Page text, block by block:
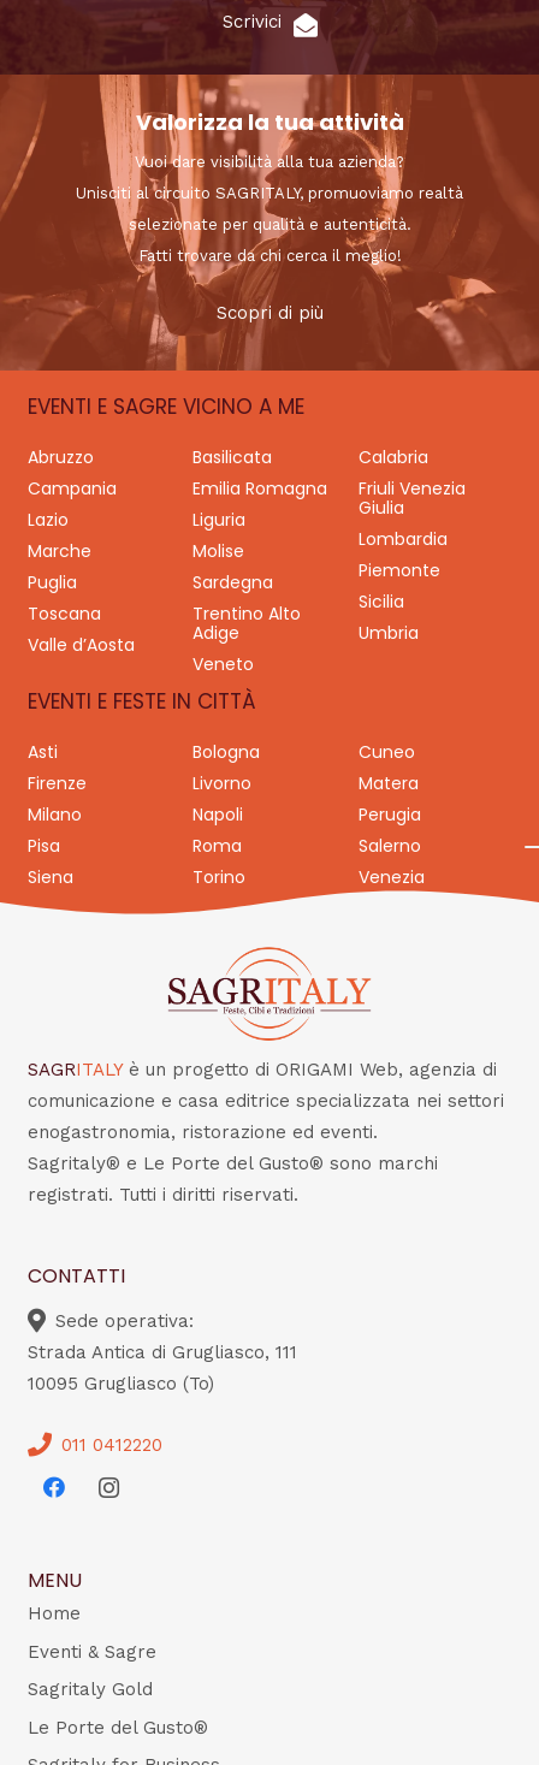
Scrivici
Valorizza la tua attività
Vuoi dare visibilità alla tua azienda?
Unisciti al circuito SAGRITALY, promuoviamo realtà
selezionate per qualità e autenticità.
Fatti trovare da chi cerca il meglio!
Scopri di più
EVENTI E SAGRE VICINO A ME
Abruzzo Basilicata
Calabria
Campania
Emilia Romagna
Friuli Venezia
Giulia
Lazio
Liguria
Lombardia
Marche
Molise
Piemonte
Puglia
Sardegna
Sicilia
Toscana
Trentino Alto
Adige
Umbria
Valle d’Aosta
Veneto
EVENTI E FESTE IN CITTÀ
Asti Bologna
Cuneo
Firenze
Livorno
Matera
Milano
Napoli
Perugia
Pisa
Roma
Salerno
Siena
Torino Venezia
SAGRITALY è un progetto di ORIGAMI Web, agenzia di
comunicazione e casa editrice specializzata nei settori
enogastronomia, ristorazione ed eventi.
Sagritaly® e Le Porte del Gusto® sono marchi
registrati. Tutti i diritti riservati.
CONTATTI
Sede operativa:
Strada Antica di Grugliasco, 111
10095 Grugliasco (To)
011 0412220
MENU
Home
Eventi & Sagre
Sagritaly Gold
Le Porte del Gusto®